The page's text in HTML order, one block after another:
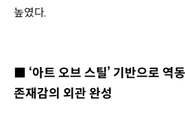
높였다.
■ ‘아트 오브 스틸’ 기반으로 역
존재감의 외관 완성